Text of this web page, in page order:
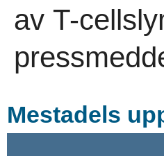
av T-
Mestadels